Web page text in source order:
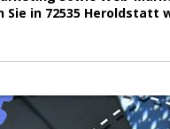
Sie in 72535 Heroldstatt